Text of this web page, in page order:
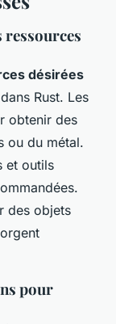
ressources
désirées
Rust. Les
obtenir des
ou du métal.
et outils
des objets
pour